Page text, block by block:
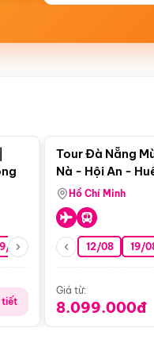
08 22/08 26/08 05/
tiết
Tour Đà Nẵng
Nà - Hội An -
Động Thiên
Hồ Chí Minh
12/08 19/
Giá từ:
8.099.000đ